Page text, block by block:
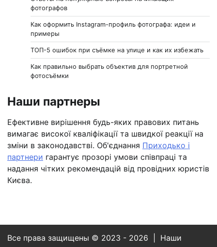
фотографов
Как оформить Instagram-профиль фотографа: идеи и
примеры
ТОП-5 ошибок при съёмке на улице и как их избежать
Как правильно выбрать объектив для портретной
фотосъёмки
Наши партнеры
Ефективне вирішення будь-яких правових питань
вимагає високої кваліфікації та швидкої реакції на
зміни в законодавстві. Об'єднання Приходько і
партнери гарантує прозорі умови співпраці та
надання чітких рекомендацій від провідних юристів
Києва.
Все права защищены © 2023 - 2026 | Наши